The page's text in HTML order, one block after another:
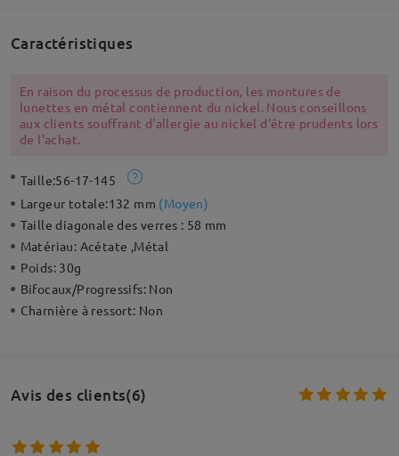
Caractéristiques
En raison du processus de production, les montures de
lunettes en métal contiennent du nickel. Nous conseillons
aux clients souffrant d'allergie au nickel d'être prudents lors
de l'achat.
Taille:56-17-145
Largeur totale:132 mm (Moyen)
Taille diagonale des verres : 58 mm
Matériau: Acétate ,Métal
Poids: 30g
Bifocaux/Progressifs: Non
Charnière à ressort: Non
Avis des clients(6)